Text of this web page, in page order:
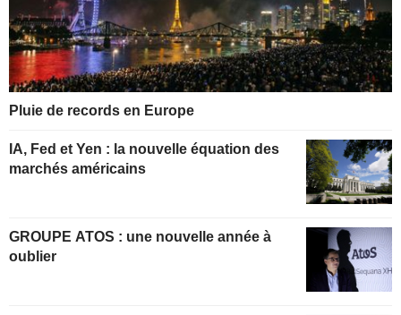
Pluie de records en Europe
IA, Fed et Yen : la nouvelle équation des
marchés américains
GROUPE ATOS : une nouvelle année à
oublier